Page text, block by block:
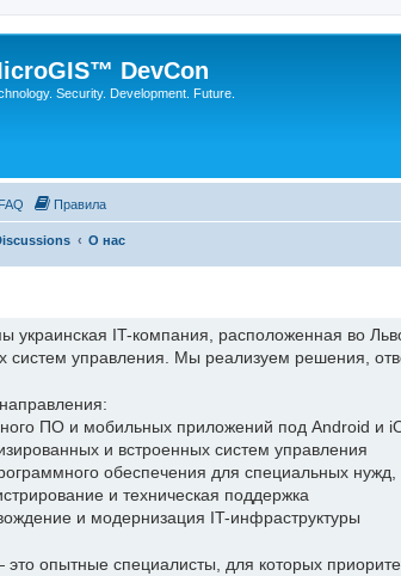
DevCon
Security. Development. Future.
FAQ Правила
О нас
IT-компания, расположенная во
систем управления. Мы реализуем решения,
ПО и мобильных приложений под Android и
и встроенных систем управления
обеспечения для специальных
и техническая поддержка
и модернизация IT-инфраструктуры
опытные специалисты, для которых